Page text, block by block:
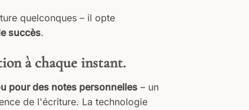
quelconques – il opte
succès.​
à chaque instant.
pour des notes personnelles – un
de l'écriture. La technologie